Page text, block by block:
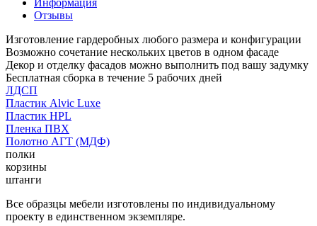
Отзывы
Изготовление гардеробных любого размера и конфигурации
Возможно сочетание нескольких цветов в одном фасаде
Декор и отделку фасадов можно выполнить под вашу задумку
Бесплатная сборка в течение 5 рабочих дней
ЛДСП
Пластик Alvic Luxe
Пластик HPL
Пленка ПВХ
Полотно АГТ (МДФ)
полки
корзины
штанги
Все образцы мебели изготовлены по индивидуальному
проекту в единственном экземпляре.